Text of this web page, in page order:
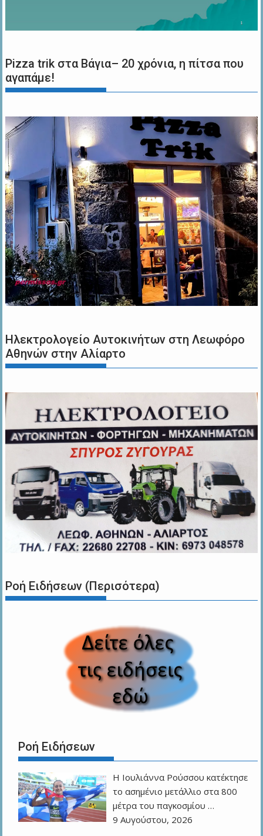
Pizza trik στα Βάγια– 20 χρόνια, η πίτσα που
αγαπάμε!
Ηλεκτρολογείο Αυτοκινήτων στη Λεωφόρο
Αθηνών στην Αλίαρτο
Ροή Ειδήσεων (Περισότερα)
Ροή Ειδήσεων
Η Ιουλιάννα Ρούσσου κατέκτησε
το ασημένιο μετάλλιο στα 800
μέτρα του παγκοσμίου …
9 Αυγούστου, 2026